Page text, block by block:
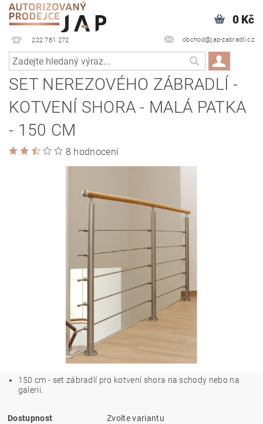
222 781 272 obchod@jap-zabradli.cz
0 Kč
SET NEREZOVÉHO ZÁBRADLÍ -
KOTVENÍ SHORA - MALÁ PATKA
- 150 CM
8 hodnocení
150 cm - set zábradlí pro kotvení shora na schody nebo na
galerii.
Dostupnost Zvolte variantu